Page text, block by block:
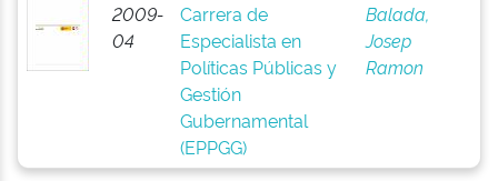
2009-
04
Carrera de
Especialista en
Políticas Públicas y
Gestión
Gubernamental
(EPPGG)
Balada,
Josep
Ramon